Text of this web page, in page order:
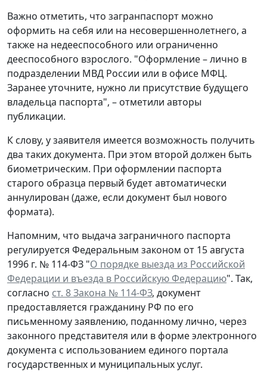
Важно отметить, что загранпаспорт можно
оформить на себя или на несовершеннолетнего, а
также на недееспособного или ограниченно
дееспособного взрослого. "Оформление – лично в
подразделении МВД России или в офисе МФЦ.
Заранее уточните, нужно ли присутствие будущего
владельца паспорта", – отметили авторы
публикации.
К слову, у заявителя имеется возможность получить
два таких документа. При этом второй должен быть
биометрическим. При оформлении паспорта
старого образца первый будет автоматически
аннулирован (даже, если документ был нового
формата).
Напомним, что выдача заграничного паспорта
регулируется Федеральным законом от 15 августа
1996 г. № 114-ФЗ "О порядке выезда из Российской
Федерации и въезда в Российскую Федерацию". Так,
согласно ст. 8 Закона № 114-ФЗ, документ
предоставляется гражданину РФ по его
письменному заявлению, поданному лично, через
законного представителя или в форме электронного
документа с использованием единого портала
государственных и муниципальных услуг.